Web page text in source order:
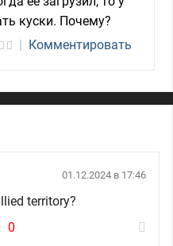
куски. Почему?
Комментировать
01.12.2024 в 17:46
territory?
0